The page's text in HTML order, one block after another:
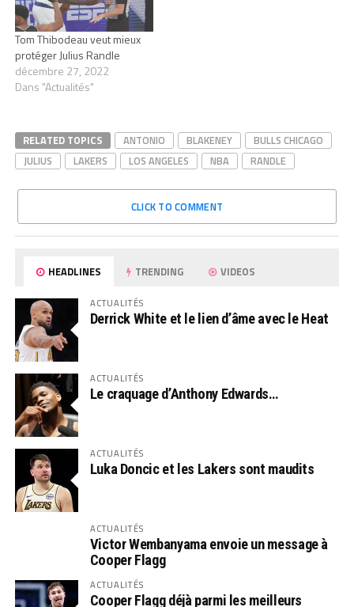
Tom Thibodeau veut mieux
protéger Julius Randle
décembre 27, 2022
Dans "Actualités"
RELATED TOPICS ANTONIO BLAKENEY
BULLS CHICAGO
JULIUS
LAKERS LOS ANGELES NBA RANDLE
CLICK TO COMMENT
HEADLINES TRENDING VIDEOS
ACTUALITÉS
Derrick White et le lien d’âme avec le Heat
ACTUALITÉS
Le craquage d’Anthony Edwards…
ACTUALITÉS
Luka Doncic et les Lakers sont maudits
ACTUALITÉS
Victor Wembanyama envoie un message à
Cooper Flagg
ACTUALITÉS
Cooper Flagg déjà parmi les meilleurs